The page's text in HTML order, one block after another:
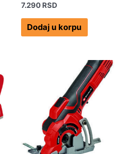
7.290 RSD
Dodaj u korpu